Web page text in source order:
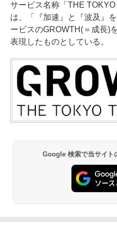
サービス名称「THE TOKYO
は、「『加速』と『波及』
ービスのGROWTH(＝成長)
表現したものとしている。
Google 検索で当サイト